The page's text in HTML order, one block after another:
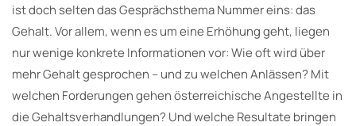
ist doch selten das Gesprächsthema Nummer eins: das
Gehalt. Vor allem, wenn es um eine Erhöhung geht, liegen
nur wenige konkrete Informationen vor: Wie oft wird über
mehr Gehalt gesprochen – und zu welchen Anlässen? Mit
welchen Forderungen gehen österreichische Angestellte in
die Gehaltsverhandlungen? Und welche Resultate bringen